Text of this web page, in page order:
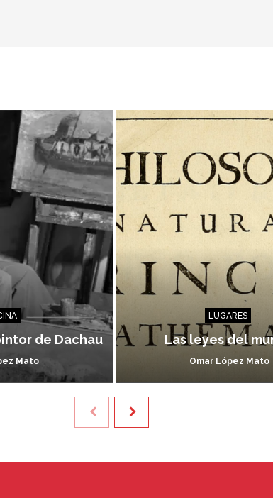
de Dachau
Mato
LUGARES
Las leyes del
Omar López Mato